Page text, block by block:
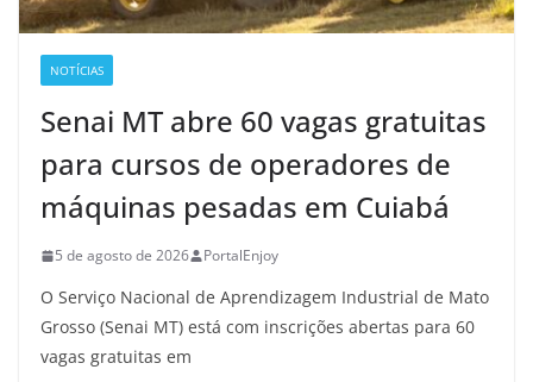
NOTÍCIAS
Senai MT abre 60 vagas gratuitas
para cursos de operadores de
máquinas pesadas em Cuiabá
5 de agosto de 2026 PortalEnjoy
O Serviço Nacional de Aprendizagem Industrial de Mato
Grosso (Senai MT) está com inscrições abertas para 60
vagas gratuitas em